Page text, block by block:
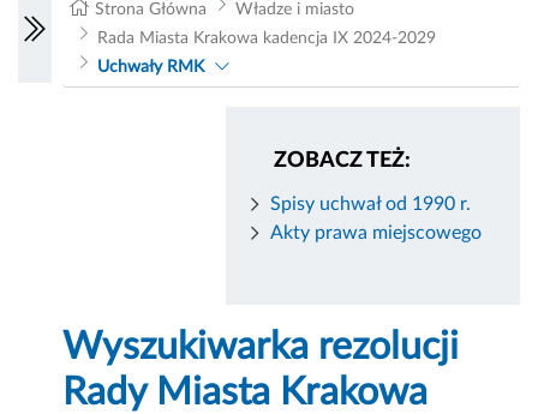
Strona Główna
Władze i miasto
Rada Miasta Krakowa kadencja IX 2024-2029
Uchwały RMK
ZOBACZ TEŻ:
Spisy uchwał od 1990 r.
Akty prawa miejscowego
Wyszukiwarka rezolucji
Rady Miasta Krakowa